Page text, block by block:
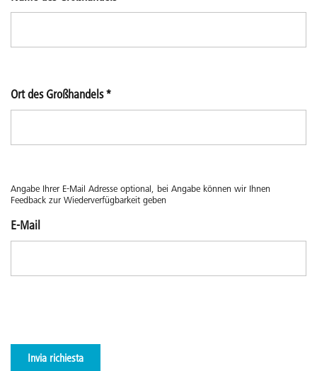
Ort des Großhandels*
Angabe Ihrer E-Mail Adresse optional, bei Angabe können wir Ihnen
Feedback zur Wiederverfügbarkeit geben
E-Mail
Invia richiesta